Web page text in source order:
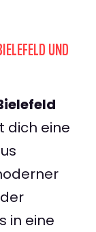
UND
dich eine
in eine